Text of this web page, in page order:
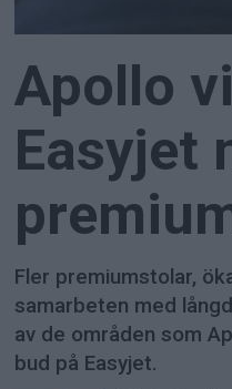
Apollo
Easyjet
Fler premiumstolar,
samarbeten med
av de områden som
bud på Easyjet.